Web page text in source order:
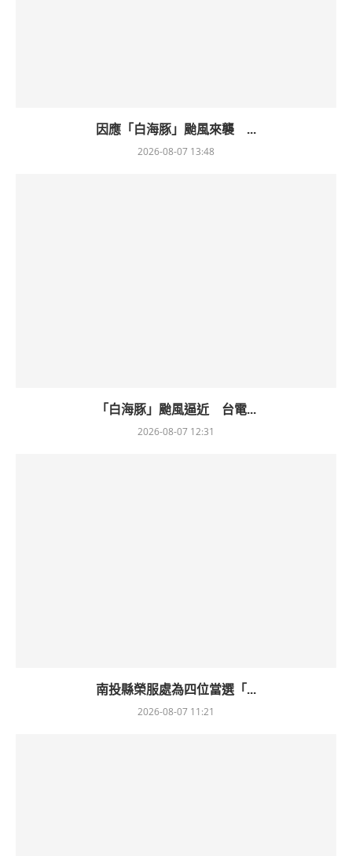
因應「白海豚」颱風來襲 ...
2026-08-07 13:48
「白海豚」颱風逼近 台電...
2026-08-07 12:31
南投縣榮服處為四位當選「...
2026-08-07 11:21